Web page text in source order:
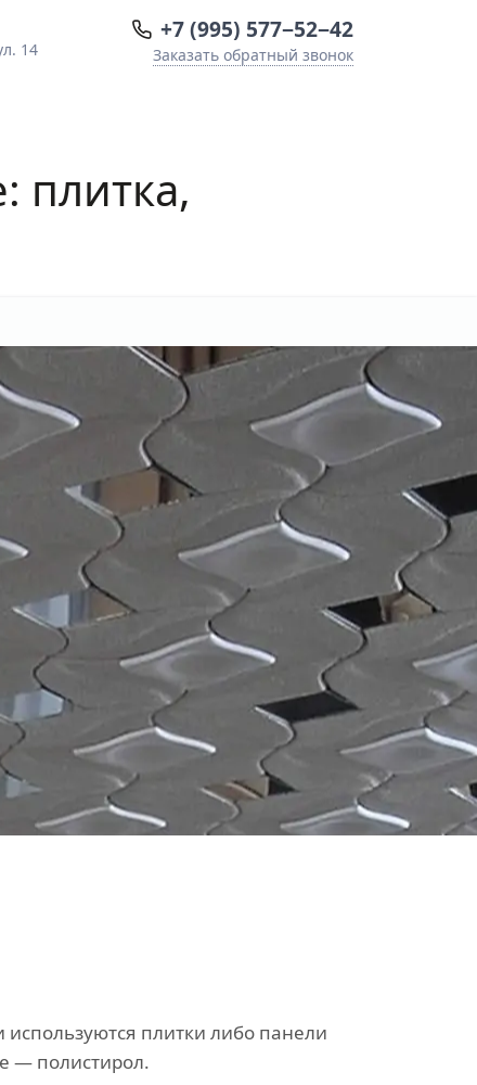
14
+7 (995) 577−52−42
Заказать обратный звонок
плитка,
плитки либо панели
— полистирол.